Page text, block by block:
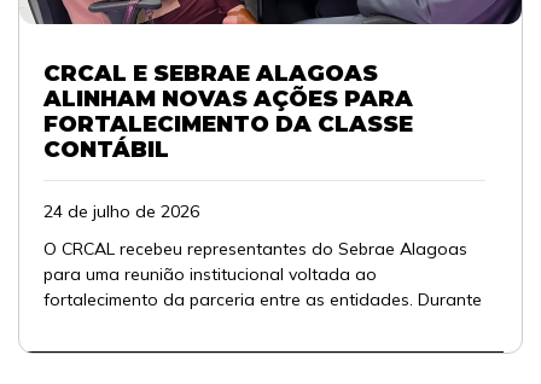
CRCAL E SEBRAE ALAGOAS
ALINHAM NOVAS AÇÕES PARA
FORTALECIMENTO DA CLASSE
CONTÁBIL
24 de julho de 2026
O CRCAL recebeu representantes do Sebrae Alagoas
para uma reunião institucional voltada ao
fortalecimento da parceria entre as entidades. Durante